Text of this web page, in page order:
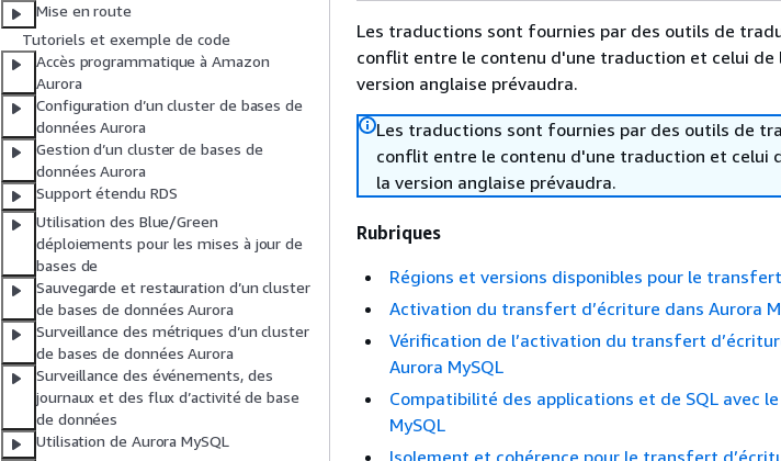
Mise en route
Tutoriels et exemple de code
Accès programmatique à Amazon
Aurora
Configuration d’un cluster de bases de
données Aurora
Gestion d’un cluster de bases de
données Aurora
Support étendu RDS
Utilisation des Blue/Green
déploiements pour les mises à jour de
bases de
Sauvegarde et restauration d’un cluster
de bases de données Aurora
Surveillance des métriques d’un cluster
de bases de données Aurora
Surveillance des événements, des
journaux et des flux d’activité de base
de données
Utilisation de Aurora MySQL
Les traductions sont fournies par des outils de
conflit entre le contenu d'une traduction et celui de
version anglaise prévaudra.
Les traductions sont fournies par des outils de
conflit entre le contenu d'une traduction et celui
la version anglaise prévaudra.
Rubriques
Régions et versions disponibles pour le
Activation du transfert d’écriture dans Aurora
Vérification de l’activation du transfert
Aurora MySQL
Compatibilité des applications et de SQL avec
MySQL
Isolement et cohérence pour le transfert